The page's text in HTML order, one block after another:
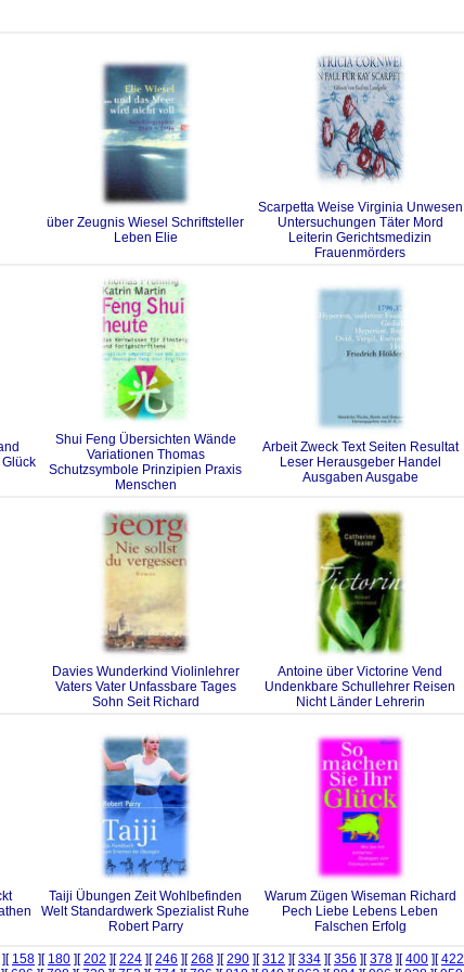
über Zeugnis Wiesel Schriftsteller
Leben Elie
Scarpetta Weise Virginia Unwesen
Untersuchungen Täter Mord
Leiterin Gerichtsmedizin
Frauenmörders
Shui Feng Übersichten Wände
Variationen Thomas
Schutzsymbole Prinzipien Praxis
Menschen
Arbeit Zweck Text Seiten Resultat
Leser Herausgeber Handel
Ausgaben Ausgabe
Davies Wunderkind Violinlehrer
Vaters Vater Unfassbare Tages
Sohn Seit Richard
Antoine über Victorine Vend
Undenkbare Schullehrer Reisen
Nicht Länder Lehrerin
Taiji Übungen Zeit Wohlbefinden
Welt Standardwerk Spezialist Ruhe
Robert Parry
Warum Zügen Wiseman Richard
Pech Liebe Lebens Leben
Falschen Erfolg
][ 158 ][ 180 ][202 ][224 ][246 ][268 ][290 ][312 ][334 ][356 ][378 ][400 ][422